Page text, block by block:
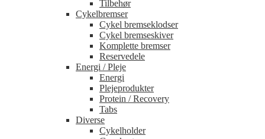
Tilbehør
Cykelbremser
Cykel bremseklodser
Cykel bremseskiver
Komplette bremser
Reservedele
Energi / Pleje
Energi
Plejeprodukter
Protein / Recovery
Tabs
Diverse
Cykelholder